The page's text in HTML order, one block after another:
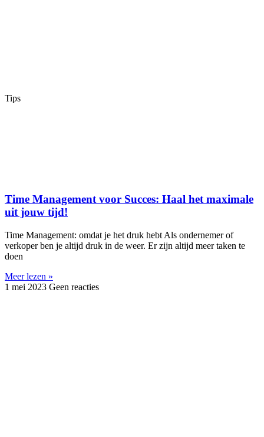
Tips
Time Management voor Succes: Haal het maximale
uit jouw tijd!
Time Management: omdat je het druk hebt Als ondernemer of
verkoper ben je altijd druk in de weer. Er zijn altijd meer taken te
doen
Meer lezen »
1 mei 2023 Geen reacties